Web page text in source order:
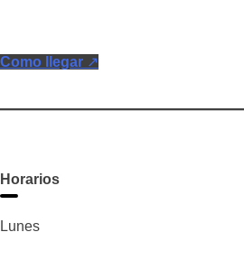
Como llegar ↗
Horarios
Lunes